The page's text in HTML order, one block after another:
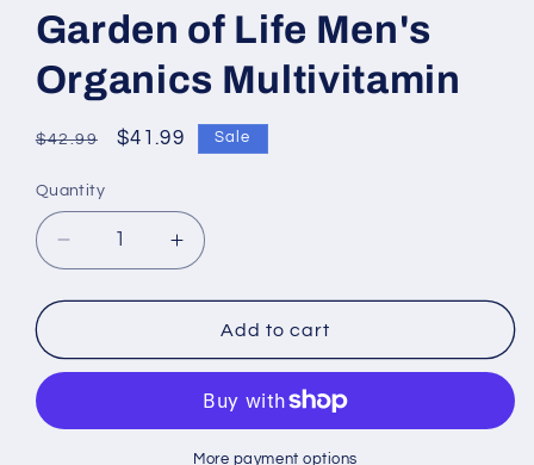
Garden of Life Men's
Organics Multivitamin
Regular
$42.99
Sale
$41.99 Sale
Quantity
Decrease
quantity
for
of
Life
Organics
Increase
quantity
for
Garden
of
Men&#39;s
Organics
Add to cart
More payment options